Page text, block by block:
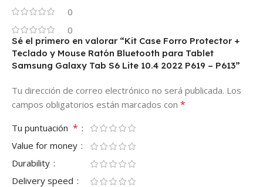
0
0
Sé el primero en valorar “Kit Case Forro Protector +
Teclado y Mouse Ratón Bluetooth para Tablet
Samsung Galaxy Tab S6 Lite 10.4 2022 P619 – P613”
Tu dirección de correo electrónico no será publicada. Los
campos obligatorios están marcados con *
Tu puntuación *
Value for money
Durability
Delivery speed